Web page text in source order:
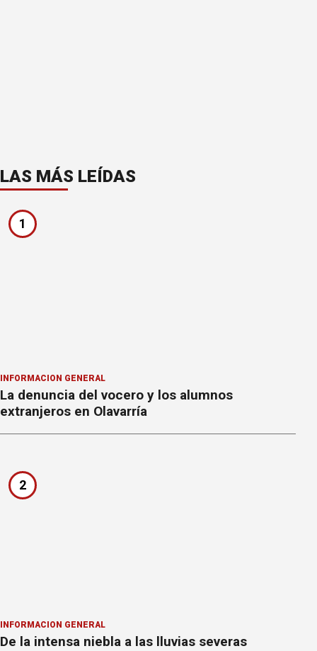
LAS MÁS LEÍDAS
1
INFORMACION GENERAL
La denuncia del vocero y los alumnos
extranjeros en Olavarría
2
INFORMACION GENERAL
De la intensa niebla a las lluvias severas